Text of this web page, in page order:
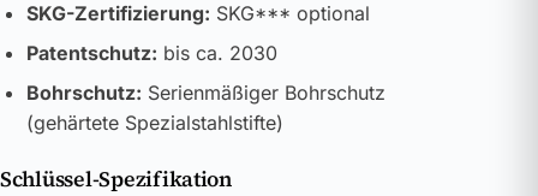
SKG-Zertifizierung: SKG*** optional
Patentschutz: bis ca. 2030
Bohrschutz: Serienmäßiger Bohrschutz
(gehärtete Spezialstahlstifte)
Schlüssel-Spezifikation